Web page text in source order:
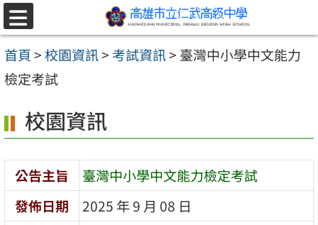
跳至主要內容區
選
單
首頁>校園資訊> 考試資訊> 臺灣中小學中文能力
檢定考試
校園資訊
公告主旨
臺灣中小學中文能力檢定考試
發佈日期
2025 年 9 月 08 日